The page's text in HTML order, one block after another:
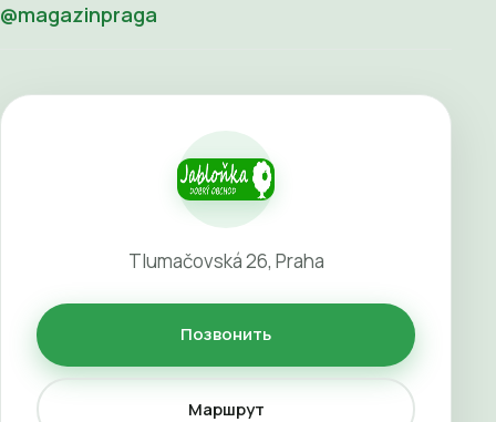
@magazinpraga
Tlumačovská 26, Praha
Позвонить
Маршрут